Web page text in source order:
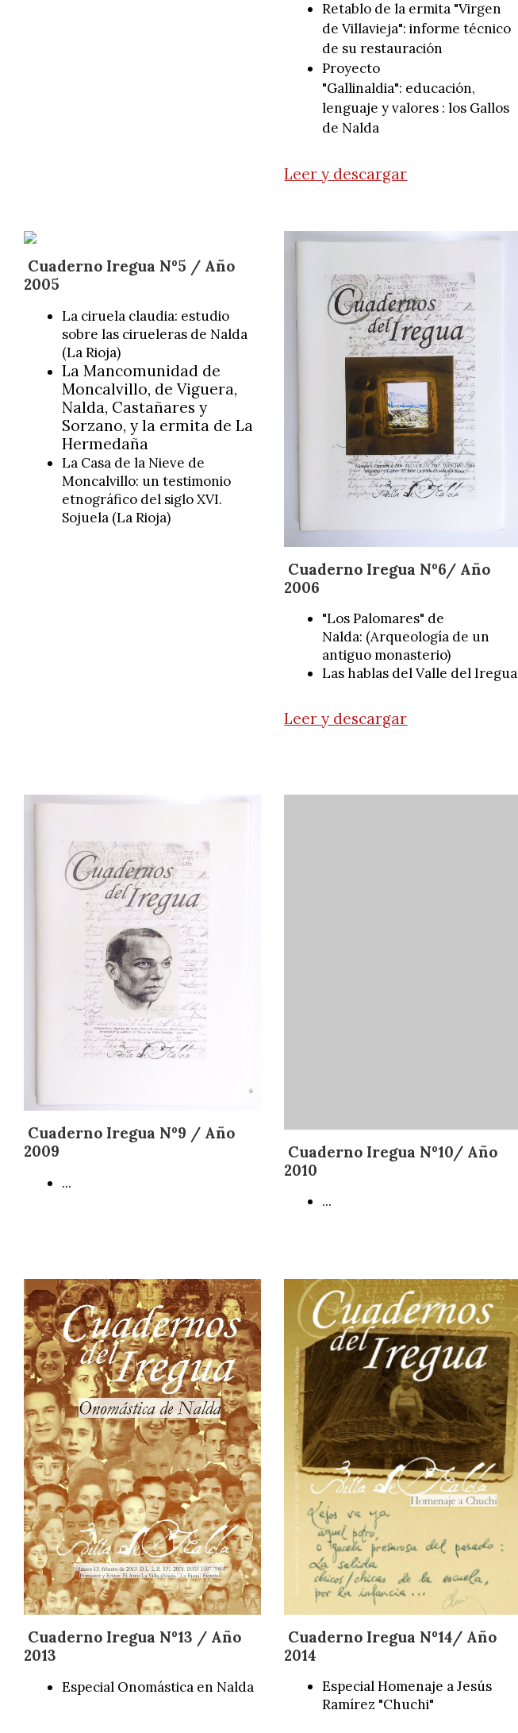
Retablo de la ermita "Virgen
de Villavieja": informe técnico
de su restauración
Proyecto
"Gallinaldia": educación,
lenguaje y valores : los Gallos
de Nalda
Leer y descargar
Cuaderno Iregua Nº5 / Año
2005
La ciruela claudia: estudio
sobre las cirueleras de Nalda
(La Rioja)
La Mancomunidad de
Moncalvillo, de Viguera,
Nalda, Castañares y
Sorzano, y la ermita de La
Hermedaña
La Casa de la Nieve de
Moncalvillo: un testimonio
etnográfico del siglo XVI.
Sojuela (La Rioja)
Cuaderno Iregua Nº6/ Año
2006
"Los Palomares" de
Nalda: (Arqueología de un
antiguo monasterio)
Las hablas del Valle del Iregua
Leer y descargar
Cuaderno Iregua Nº9 / Año
2009
...
Cuaderno Iregua Nº10/ Año
2010
...
Cuaderno Iregua Nº13 / Año
2013
Especial Onomástica en Nalda
Cuaderno Iregua Nº14/ Año
2014
Especial Homenaje a Jesús
Ramírez "Chuchi"